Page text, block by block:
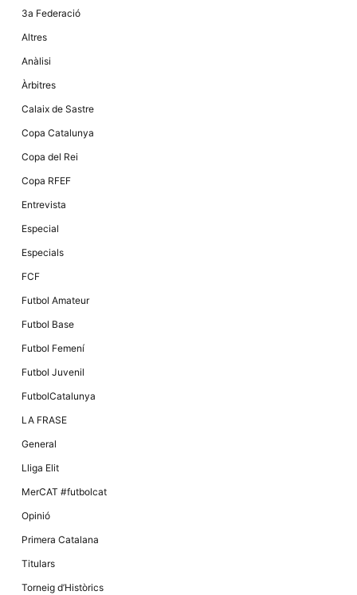
3a Federació
Altres
Anàlisi
Àrbitres
Calaix de Sastre
Copa Catalunya
Copa del Rei
Copa RFEF
Entrevista
Especial
Especials
FCF
Futbol Amateur
Futbol Base
Futbol Femení
Futbol Juvenil
FutbolCatalunya
LA FRASE
General
Lliga Elit
MerCAT #futbolcat
Opinió
Primera Catalana
Titulars
Torneig d’Històrics